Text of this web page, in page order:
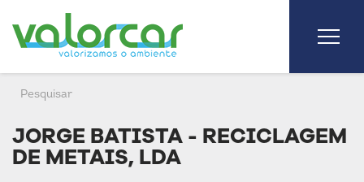
JORGE BATISTA - RECICLAGEM
DE METAIS, LDA